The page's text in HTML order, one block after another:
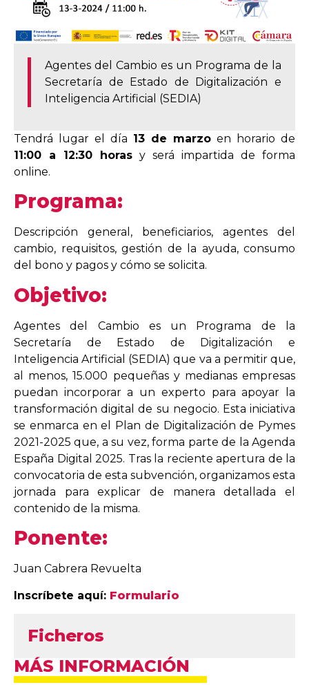
Agentes del Cambio es un Programa de la
Secretaría de Estado de Digitalización e
Inteligencia Artificial (SEDIA)
Tendrá lugar el día 13 de marzo en horario de
11:00 a 12:30 horas y será impartida de forma
online.
Programa:
Descripción general, beneficiarios, agentes del
cambio, requisitos, gestión de la ayuda, consumo
del bono y pagos y cómo se solicita.
Objetivo:
Agentes del Cambio es un Programa de la
Secretaría de Estado de Digitalización e
Inteligencia Artificial (SEDIA) que va a permitir que,
al menos, 15.000 pequeñas y medianas empresas
puedan incorporar a un experto para apoyar la
transformación digital de su negocio. Esta iniciativa
se enmarca en el Plan de Digitalización de Pymes
2021-2025 que, a su vez, forma parte de la Agenda
España Digital 2025. Tras la reciente apertura de la
convocatoria de esta subvención, organizamos esta
jornada para explicar de manera detallada el
contenido de la misma.
Ponente:
Juan Cabrera Revuelta
Inscríbete aquí: Formulario
Ficheros
MÁS INFORMACIÓN